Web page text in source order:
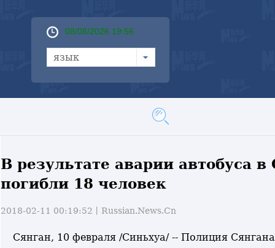
08/08/2026 19:56
язык
В результате аварии автобуса в
погибли 18 человек
2018-02-11 00:19:52丨 Russian.News.Cn
Сянган, 10 февраля /Синьхуа/ -- Полиция